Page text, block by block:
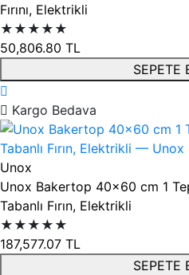
Fırını, Elektrikli
★★★★★
50,806.80 TL
SEPETE
Kargo Bedava
Unox
Unox Bakertop 40x60 cm 1
Tabanlı Fırın, Elektrikli
★★★★★
187,577.07 TL
SEPETE